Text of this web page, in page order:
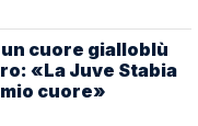
cuore gialloblù
«La Juve Stabia
cuore»